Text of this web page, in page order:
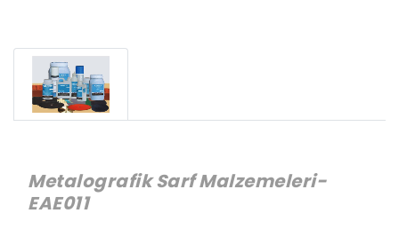
Metalografik Sarf Malzemeleri-
EAE011